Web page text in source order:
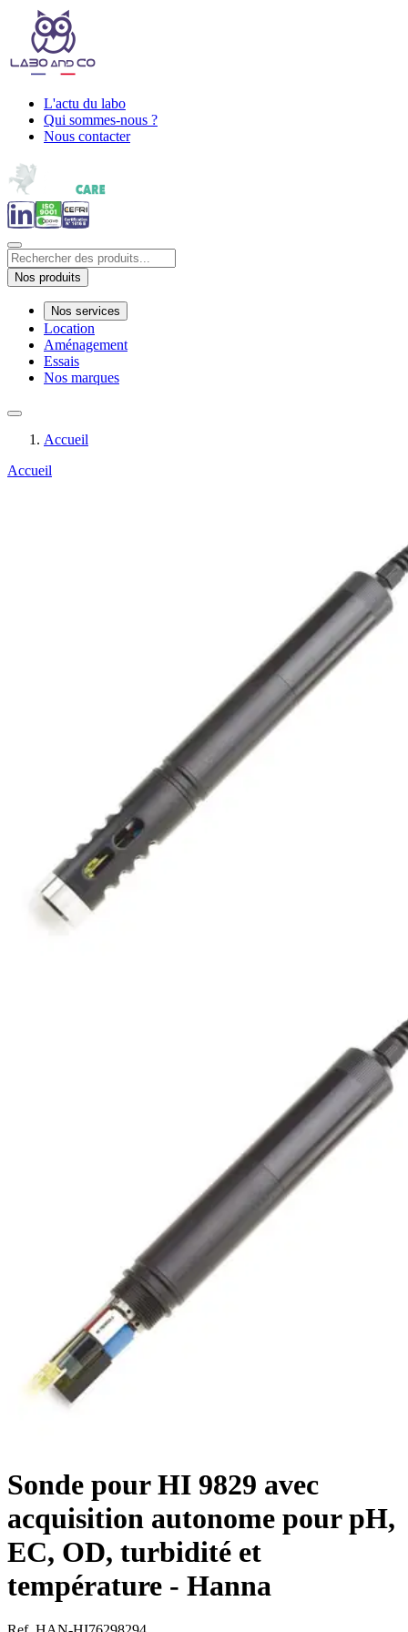
L'actu du labo
Qui sommes-nous ?
Nous contacter
Nos produits
Nos services
Location
Aménagement
Essais
Nos marques
Accueil
Accueil
Sonde pour HI 9829 avec
acquisition autonome pour pH,
EC, OD, turbidité et
température - Hanna